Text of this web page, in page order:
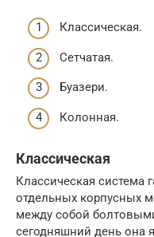
Классическая.
Сетчатая.
Буазери.
Колонная.
Классическая
Классическая система
отдельных корпусных
между собой
сегодняшний день она